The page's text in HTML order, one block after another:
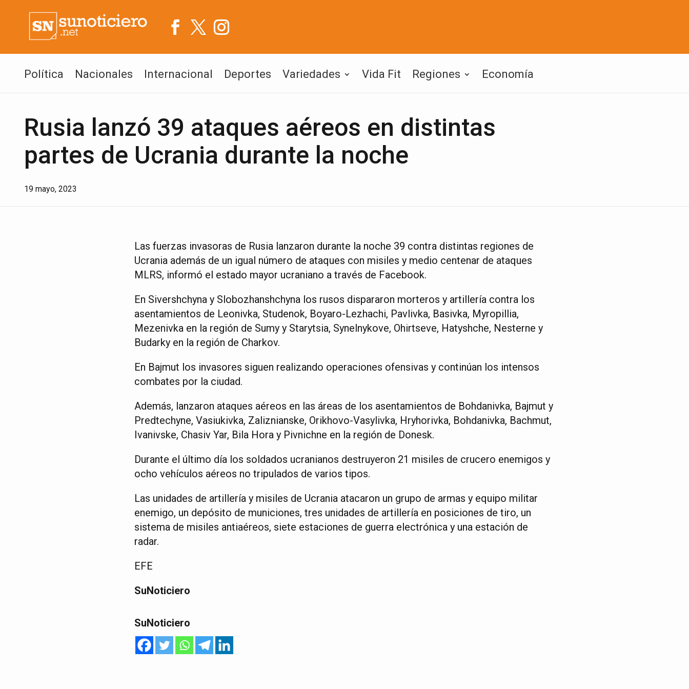
Política Nacionales Internacional Deportes Variedades Vida Fit Regiones Economía
Rusia lanzó 39 ataques aéreos en distintas
partes de Ucrania durante la noche
19 mayo, 2023
Las fuerzas invasoras de Rusia lanzaron durante la noche 39 contra distintas regiones de
Ucrania además de un igual número de ataques con misiles y medio centenar de ataques
MLRS, informó el estado mayor ucraniano a través de Facebook.
En Sivershchyna y Slobozhanshchyna los rusos dispararon morteros y artillería contra los
asentamientos de Leonivka, Studenok, Boyaro-Lezhachi, Pavlivka, Basivka, Myropillia,
Mezenivka en la región de Sumy y Starytsia, Synelnykove, Ohirtseve, Hatyshche, Nesterne y
Budarky en la región de Charkov.
En Bajmut los invasores siguen realizando operaciones ofensivas y continúan los intensos
combates por la ciudad.
Además, lanzaron ataques aéreos en las áreas de los asentamientos de Bohdanivka, Bajmut y
Predtechyne, Vasiukivka, Zaliznianske, Orikhovo-Vasylivka, Hryhorivka, Bohdanivka, Bachmut,
Ivanivske, Chasiv Yar, Bila Hora y Pivnichne en la región de Donesk.
Durante el último día los soldados ucranianos destruyeron 21 misiles de crucero enemigos y
ocho vehículos aéreos no tripulados de varios tipos.
Las unidades de artillería y misiles de Ucrania atacaron un grupo de armas y equipo militar
enemigo, un depósito de municiones, tres unidades de artillería en posiciones de tiro, un
sistema de misiles antiaéreos, siete estaciones de guerra electrónica y una estación de
radar.
EFE
SuNoticiero
SuNoticiero